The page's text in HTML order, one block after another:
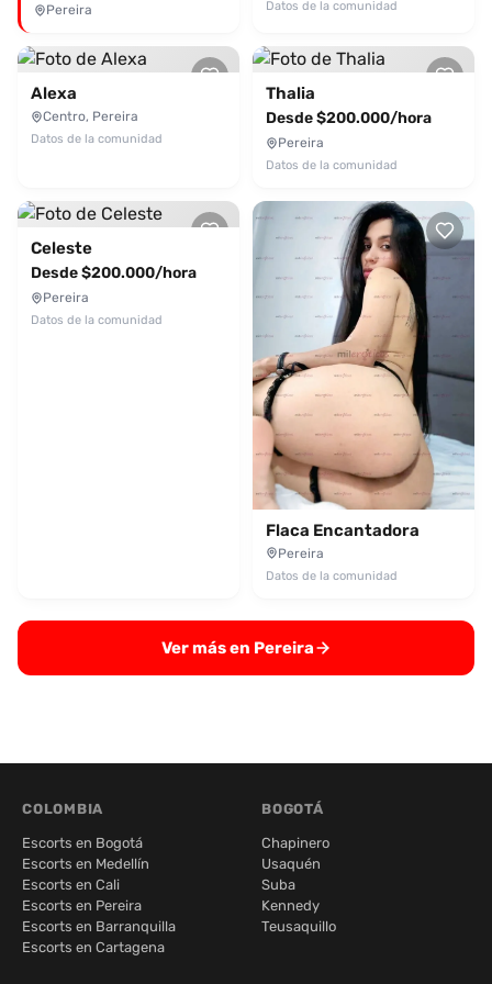
Pereira Datos de la comunidad
Alexa
Centro, Pereira
Datos de la comunidad
Thalia
Desde $200.000/hora
Pereira
Datos de la comunidad
Celeste
Desde $200.000/hora
Pereira
Datos de la comunidad
Flaca Encantadora
Pereira
Datos de la comunidad
Ver más en Pereira
COLOMBIA
Escorts en Bogotá
Escorts en Medellín
Escorts en Cali
Escorts en Pereira
Escorts en Barranquilla
Escorts en Cartagena
BOGOTÁ
Chapinero
Usaquén
Suba
Kennedy
Teusaquillo